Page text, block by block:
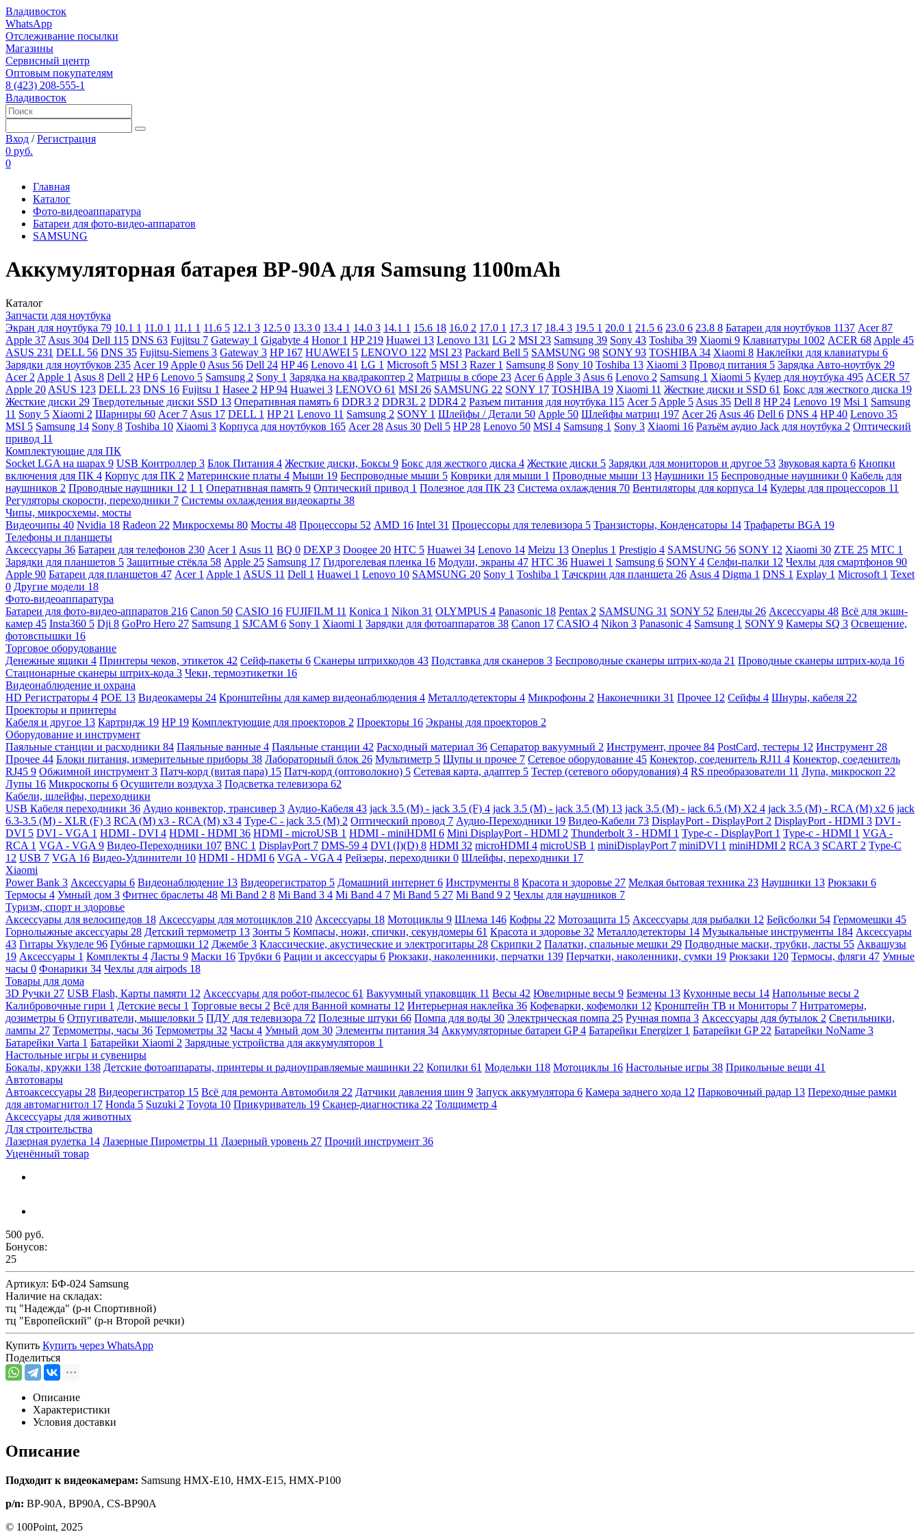
Владивосток
WhatsApp
Отслеживание посылки
Магазины
Сервисный центр
Оптовым покупателям
8 (423) 208-555-1
Владивосток
Вход /Регистрация
0 руб.
0
Главная
Каталог
Фото-видеоаппаратура
Батареи для фото-видео-аппаратов
SAMSUNG
Аккумуляторная батарея BP-90A для Samsung 1100mAh
Каталог
Запчасти для ноутбука
Экран для ноутбука 79 10.1 1 11.0 1 11.1 1 11.6 5 12.1 3 12.5 0 13.3 0 13.4 1 14.0 3 14.1 1 15.6 18 16.0 2 17.0 1 17.3 17 18.4 3 19.5 1 20.0 1 21.5 6 23.0 6 23.8 8 Батареи для ноутбуков 1137 Acer87
Apple 37 Asus 304 Dell 115 DNS 63 Fujitsu 7 Gateway 1 Gigabyte 4 Honor 1 HP 219 Huawei 13 Lenovo 131 LG 2 MSI 23 Samsung 39 Sony 43 Toshiba 39 Xiaomi 9 Клавиатуры 1002 ACER 68 Apple 45
ASUS 231 DELL 56 DNS 35 Fujitsu-Siemens 3 Gateway 3 HP 167 HUAWEI 5 LENOVO 122 MSI 23 Packard Bell 5 SAMSUNG 98 SONY 93 TOSHIBA 34 Xiaomi 8 Наклейки для клавиатуры 6
Зарядки для ноутбуков 235 Acer 19 Apple 0 Asus 56 Dell 24 HP46 Lenovo 41 LG 1 Microsoft 5 MSI 3 Razer 1 Samsung 8 Sony 10 Toshiba 13 Xiaomi 3 Провод питания 5 Зарядка Авто-ноутбук 29
Acer 2 Apple 1 Asus 8 Dell 2 HP6 Lenovo 5 Samsung 2 Sony 1 Зарядка на квадракоптер 2 Матрицы в сборе 23 Acer6 Apple 3 Asus 6 Lenovo 2 Samsung 1 Xiaomi 5 Кулер для ноутбука 495 ACER 57
Apple 20 ASUS 123 DELL 23 DNS 16 Fujitsu 1 Hasee 2 HP94 Huawei 3 LENOVO 61 MSI 26 SAMSUNG 22 SONY 17 TOSHIBA 19 Xiaomi 11 Жесткие диски и SSD 61 Бокс для жесткого диска 19
Жесткие диски 29 Твердотельные диски SSD 13 Оперативная память 6 DDR3 2 DDR3L 2 DDR4 2 Разъем питания для ноутбука 115 Acer 5 Apple 5 Asus 35 Dell 8 HP 24 Lenovo 19 Msi 1 Samsung
11 Sony 5 Xiaomi 2 Шарниры 60 Acer 7 Asus 17 DELL 1 HP 21 Lenovo 11 Samsung 2 SONY 1 Шлейфы / Детали 50 Apple 50 Шлейфы матриц 197 Acer 26 Asus 46 Dell 6 DNS 4 HP40 Lenovo 35
MSI 5 Samsung 14 Sony 8 Toshiba 10 Xiaomi 3 Корпуса для ноутбуков 165 Acer 28 Asus 30 Dell 5 HP 28 Lenovo 50 MSI 4 Samsung 1 Sony 3 Xiaomi 16 Разъём аудио Jack для ноутбука 2 Оптический
привод 11
Комплектующие для ПК
Socket LGA на шарах 9 USB Контроллер 3 Блок Питания 4 Жесткие диски, Боксы 9 Бокс для жесткого диска 4 Жесткие диски 5 Зарядки для мониторов и другое 53 Звуковая карта 6 Кнопки
включения для ПК 4 Корпус для ПК 2 Материнские платы 4 Мыши 19 Беспроводные мыши 5 Коврики для мыши 1 Проводные мыши 13 Наушники 15 Беспроводные наушники 0 Кабель для
наушников 2 Проводные наушники 12 1 1 Оперативная память 9 Оптический привод 1 Полезное для ПК 23 Система охлаждения 70 Вентиляторы для корпуса 14 Кулеры для процессоров 11
Регуляторы скорости, переходники 7 Системы охлаждения видеокарты 38
Чипы, микросхемы, мосты
Видеочипы 40 Nvidia 18 Radeon 22 Микросхемы 80 Мосты 48 Процессоры 52 AMD 16 Intel 31 Процессоры для телевизора 5 Транзисторы, Конденсаторы 14 Трафареты BGA 19
Телефоны и планшеты
Аксессуары 36 Батареи для телефонов 230 Acer 1 Asus 11 BQ 0 DEXP3 Doogee 20 HTC 5 Huawei 34 Lenovo 14 Meizu 13 Oneplus 1 Prestigio 4 SAMSUNG 56 SONY 12 Xiaomi 30 ZTE 25 МТС 1
Зарядки для планшетов 5 Защитные стёкла 58 Apple 25 Samsung 17 Гидрогелевая пленка 16 Модули, экраны 47 HTC 36 Huawei 1 Samsung 6 SONY 4 Селфи-палки 12 Чехлы для смартфонов 90
Apple 90 Батареи для планшетов 47 Acer 1 Apple 1 ASUS 11 Dell 1 Huawei 1 Lenovo 10 SAMSUNG 20 Sony 1 Toshiba 1 Тачскрин для планшета 26 Asus 4 Digma 1 DNS 1 Explay 1 Microsoft 1 Texet
0 Другие модели 18
Фото-видеоаппаратура
Батареи для фото-видео-аппаратов 216 Canon 50 CASIO 16 FUJIFILM 11 Konica 1 Nikon 31 OLYMPUS 4 Panasonic 18 Pentax 2 SAMSUNG 31 SONY 52 Бленды 26 Аксессуары 48 Всё для экшн-
камер 45 Insta360 5 Dji 8 GoPro Hero 27 Samsung 1 SJCAM 6 Sony 1 Xiaomi 1 Зарядки для фотоаппаратов 38 Canon 17 CASIO 4 Nikon 3 Panasonic 4 Samsung 1 SONY 9 Камеры SQ 3 Освещение,
фотовспышки 16
Торговое оборудование
Денежные ящики 4 Принтеры чеков, этикеток 42 Сейф-пакеты 6 Сканеры штрихкодов 43 Подставка для сканеров 3 Беспроводные сканеры штрих-кода 21 Проводные сканеры штрих-кода 16
Стационарные сканеры штрих-кода 3 Чеки, термоэтикетки 16
Видеонаблюдение и охрана
HD Регистраторы 4 POE 13 Видеокамеры 24 Кронштейны для камер видеонаблюдения 4 Металлодетекторы 4 Микрофоны 2 Наконечники 31 Прочее 12 Сейфы 4 Шнуры, кабеля 22
Проекторы и принтеры
Кабеля и другое 13 Картридж 19 HP 19 Комплектующие для проекторов 2 Проекторы 16 Экраны для проекторов 2
Оборудование и инструмент
Паяльные станции и расходники 84 Паяльные ванные 4 Паяльные станции 42 Расходный материал 36 Сепаратор вакуумный 2 Инструмент, прочее 84 PostCard, тестеры 12 Инструмент 28
Прочее 44 Блоки питания, измерительные приборы 38 Лабораторный блок 26 Мультиметр 5 Щупы и прочее 7 Сетевое оборудование 45 Конектор, соеденитель RJ11 4 Конектор, соеденитель
RJ45 9 Обжимной инструмент 3 Патч-корд (витая пара) 15 Патч-корд (оптоволокно) 5 Сетевая карта, адаптер 5 Тестер (сетевого оборудования) 4 RS преобразователи 11 Лупа, микроскоп 22
Лупы 16 Микроскопы 6 Осушители воздуха 3 Подсветка телевизора 62
Кабели, шлейфы, переходники
USB Кабеля переходники 36 Аудио конвектор, трансивер 3 Аудио-Кабеля 43 jack 3.5 (M) - jack 3.5 (F) 4 jack 3.5 (M) - jack 3.5 (M) 13 jack 3.5 (M) - jack 6.5 (M) X2 4 jack 3.5 (M) - RCA (M) x2 6 jack
6.3-3.5 (M) - XLR (F) 3 RCA (M) x3 - RCA (M) x3 4 Type-C - jack 3.5 (M) 2 Оптический провод 7 Аудио-Переходники 19 Видео-Кабели 73 DisplayPort - DisplayPort 2 DisplayPort - HDMI 3 DVI -
DVI 5 DVI - VGA 1 HDMI - DVI 4 HDMI - HDMI 36 HDMI - microUSB 1 HDMI - miniHDMI 6 Mini DisplayPort - HDMI 2 Thunderbolt 3 - HDMI 1 Type-c - DisplayPort 1 Type-c - HDMI 1 VGA -
RCA 1 VGA - VGA 9 Видео-Переходники 107 BNC 1 DisplayPort 7 DMS-59 4 DVI (I)(D) 8 HDMI 32 microHDMI 4 microUSB 1 miniDisplayPort 7 miniDVI 1 miniHDMI 2 RCA 3 SCART 2 Type-C
12 USB 7 VGA 16 Видео-Удлинители 10 HDMI - HDMI 6 VGA - VGA 4 Рейзеры, переходники 0 Шлейфы, переходники 17
Xiaomi
Power Bank 3 Аксессуары 6 Видеонаблюдение 13 Видеорегистратор 5 Домашний интернет 6 Инструменты 8 Красота и здоровье 27 Мелкая бытовая техника 23 Наушники 13 Рюкзаки 6
Термосы 4 Умный дом 3 Фитнес браслеты 48 Mi Band 2 8 Mi Band 3 4 Mi Band 4 7 Mi Band 5 27 Mi Band 9 2 Чехлы для наушников 7
Туризм, спорт и здоровье
Аксессуары для велосипедов 18 Аксессуары для мотоциклов 210 Аксессуары 18 Мотоциклы 9 Шлема 146 Кофры 22 Мотозащита 15 Аксессуары для рыбалки 12 Бейсболки 54 Гермомешки 45
Горнолыжные аксессуары 28 Детский термометр 13 Зонты 5 Компасы, ножи, спички, секундомеры 61 Красота и здоровье 32 Металлодетекторы 14 Музыкальные инструменты 184 Аксессуары
43 Гитары Укулеле 96 Губные гармошки 12 Джембе 3 Классические, акустические и электрогитары 28 Скрипки 2 Палатки, спальные мешки 29 Подводные маски, трубки, ласты 55 Аквашузы
19 Аксессуары 1 Комплекты 4 Ласты 9 Маски 16 Трубки 6 Рации и аксессуары 6 Рюкзаки, наколенники, перчатки 139 Перчатки, наколенники, сумки 19 Рюкзаки 120 Термосы, фляги 47 Умные
часы 0 Фонарики 34 Чехлы для airpods 18
Товары для дома
3D Ручки 27 USB Flash, Карты памяти 12 Аксессуары для робот-пылесос 61 Вакуумный упаковщик 11 Весы 42 Ювелирные весы 9 Безмены 13 Кухонные весы 14 Напольные весы 2
Калибровочные гири 1 Детские весы 1 Торговые весы 2 Всё для Ванной комнаты 12 Интерьерная наклейка 36 Кофеварки, кофемолки 12 Кронштейн ТВ и Мониторы 7 Нитратомеры,
дозиметры 6 Отпугиватели, мышеловки 5 ПДУ для телевизора 72 Полезные штуки 66 Помпа для воды 30 Электрическая помпа 25 Ручная помпа 3 Аксессуары для бутылок 2 Светильники,
лампы 27 Термометры, часы 36 Термометры 32 Часы 4 Умный дом 30 Элементы питания 34 Аккумуляторные батареи GP4 Батарейки Energizer 1 Батарейки GP 22 Батарейки NoName 3
Батарейки Varta 1 Батарейки Xiaomi 2 Зарядные устройства для аккумуляторов 1
Настольные игры и сувениры
Бокалы, кружки 138 Детские фотоаппараты, принтеры и радиоуправляемые машинки 22 Копилки 61 Модельки 118 Мотоциклы 16 Настольные игры 38 Прикольные вещи 41
Автотовары
Автоаксессуары 28 Видеорегистратор 15 Всё для ремонта Автомобиля 22 Датчики давления шин 9 Запуск аккумулятора 6 Камера заднего хода 12 Парковочный радар 13 Переходные рамки
для автомагнитол 17 Honda 5 Suzuki 2 Toyota 10 Прикуриватель 19 Сканер-диагностика 22 Толщиметр 4
Аксессуары для животных
Для строительства
Лазерная рулетка 14 Лазерные Пирометры 11 Лазерный уровень 27 Прочий инструмент 36
Уценённый товар
500 руб.
Бонусов:
25
Артикул: БФ-024 Samsung
Наличие на складах:
тц "Надежда" (р-н Спортивной)
тц "Европейский" (р-н Второй речки)
Купить Купить через WhatsApp
Поделиться
Описание
Характеристики
Условия доставки
Описание
Подходит к видеокамерам: Samsung HMX-E10, HMX-E15, HMX-P100
p/n: BP-90A, BP90A, CS-BP90A
© 100Point, 2025